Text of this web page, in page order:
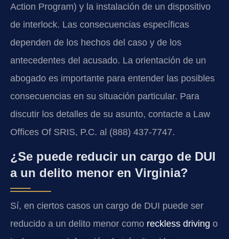
Action Program) y la instalación de un dispositivo
de interlock. Las consecuencias específicas
dependen de los hechos del caso y de los
antecedentes del acusado. La orientación de un
abogado es importante para entender las posibles
consecuencias en su situación particular. Para
discutir los detalles de su asunto, contacte a Law
Offices Of SRIS, P.C. al (888) 437-7747.
¿Se puede reducir un cargo de DUI
a un delito menor en Virginia?
Sí, en ciertos casos un cargo de DUI puede ser
reducido a un delito menor como reckless driving o